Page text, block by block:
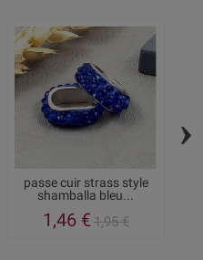
passe cuir strass style
shamballa bleu...
1,46 €1,95 €
›